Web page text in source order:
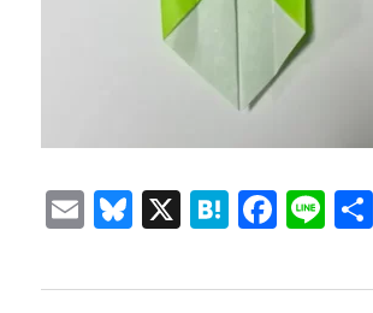
EmailBluesky
X HatenaLine